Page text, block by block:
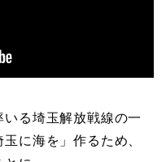
る埼玉解放戦線の一
に海を」作るため、